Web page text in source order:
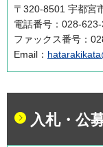
〒320-8501 宇都
電話番号：028-
ファックス番号：
Email：
入札・公